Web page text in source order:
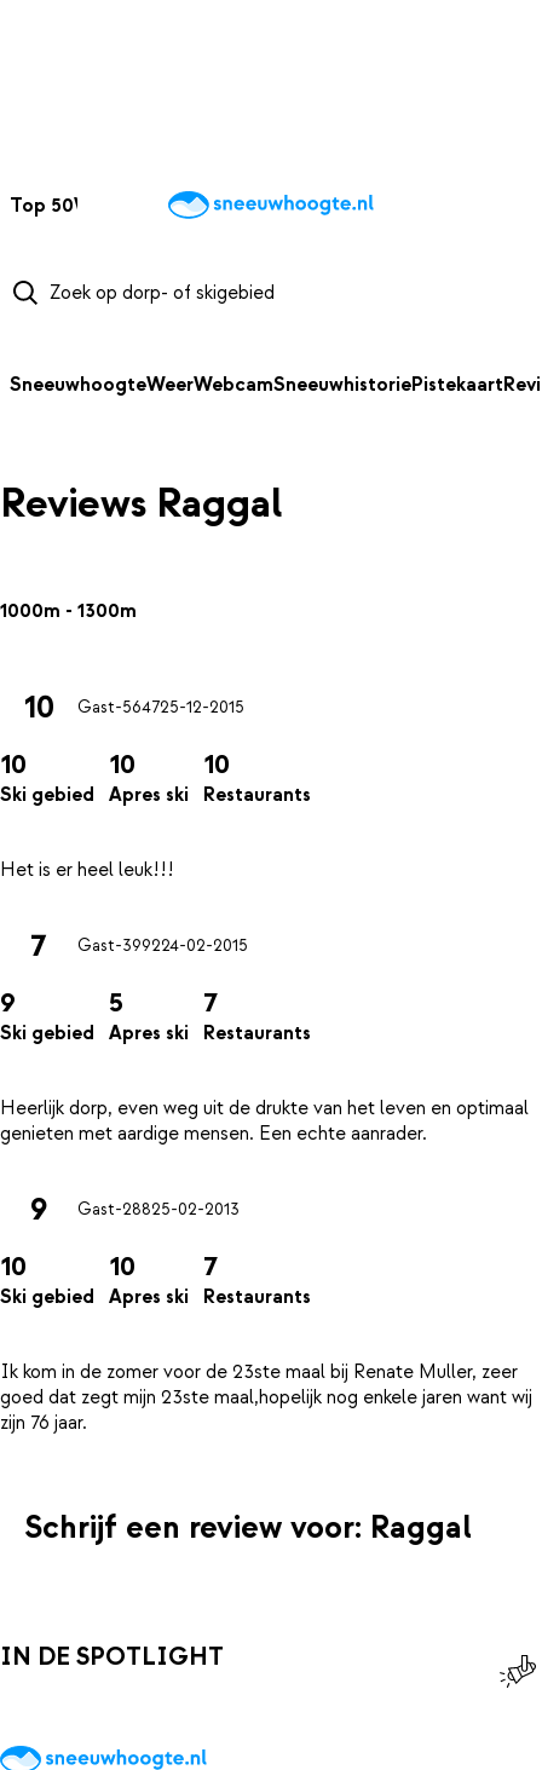
Top 50Webcams WintersportweerKaarten
SneeuwhoogteWeerWebcamSneeuwhistoriePistekaart
Reviews Raggal
1000m - 1300m
10 Gast-564725-12-2015
10
Ski gebied
10
Apres ski
10
Restaurants
7 Gast-399224-02-2015
9
Ski gebied
5
Apres ski
7
Restaurants
Heerlijk dorp, even weg uit de drukte van het leven en optimaal
9 Gast-28825-02-2013
10
Ski gebied
10
Apres ski
7
Restaurants
Ik kom in de zomer voor de 23ste maal bij Renate Muller, zeer
goed dat zegt mijn 23ste maal,hopelijk nog enkele jaren want wij
Schrijf een review voor: Raggal
IN DE SPOTLIGHT